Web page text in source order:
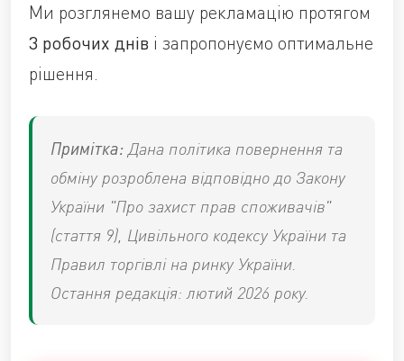
Ми розглянемо вашу рекламацію протягом
3 робочих днів і запропонуємо оптимальне
рішення.
Примітка: Дана політика повернення та
обміну розроблена відповідно до Закону
України "Про захист прав споживачів"
(стаття 9), Цивільного кодексу України та
Правил торгівлі на ринку України.
Остання редакція: лютий 2026 року.